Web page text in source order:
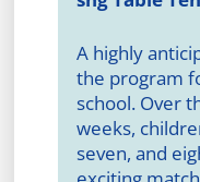
A highly
the program
school. Over
weeks,
seven, and